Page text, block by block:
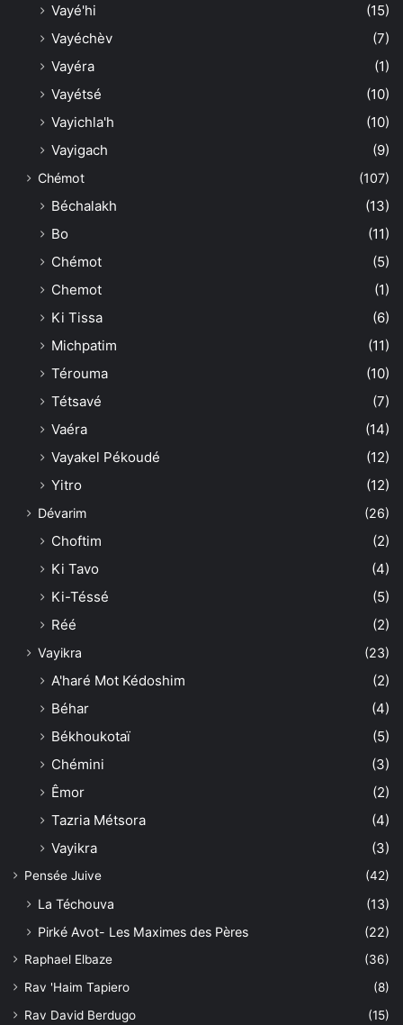
Vayé'hi
(15)
Vayéchèv
(7)
Vayéra
(1)
Vayétsé
(10)
Vayichla'h
(10)
Vayigach
(9)
Chémot (107)
Béchalakh
(13)
Bo
(11)
Chémot
(5)
Chemot
(1)
Ki Tissa
(6)
Michpatim
(11)
Térouma
(10)
Tétsavé
(7)
Vaéra
(14)
Vayakel Pékoudé
(12)
Yitro
(12)
Dévarim (26)
Choftim
(2)
Ki Tavo
(4)
Ki-Téssé
(5)
Réé
(2)
Vayikra (23)
A'haré Mot Kédoshim
(2)
Béhar
(4)
Békhoukotaï
(5)
Chémini
(3)
Êmor
(2)
Tazria Métsora
(4)
Vayikra
(3)
Pensée Juive (42)
La Téchouva
(13)
Pirké Avot- Les Maximes des Pères
(22)
Raphael Elbaze
(36)
Rav 'Haim Tapiero
(8)
Rav David Berdugo
(15)